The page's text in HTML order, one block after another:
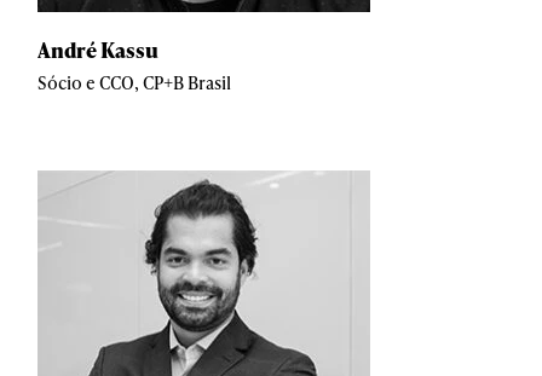
André Kassu
Sócio e CCO, CP+B Brasil